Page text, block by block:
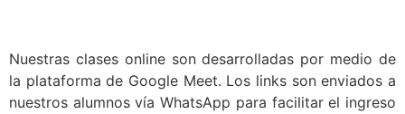
Nuestras clases online son desarrolladas por medio de
la plataforma de Google Meet. Los links son enviados a
nuestros alumnos vía WhatsApp para facilitar el ingreso